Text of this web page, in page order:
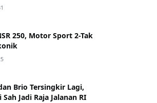
250, Motor Sport 2-Tak
Brio Tersingkir Lagi,
Jadi Raja Jalanan RI